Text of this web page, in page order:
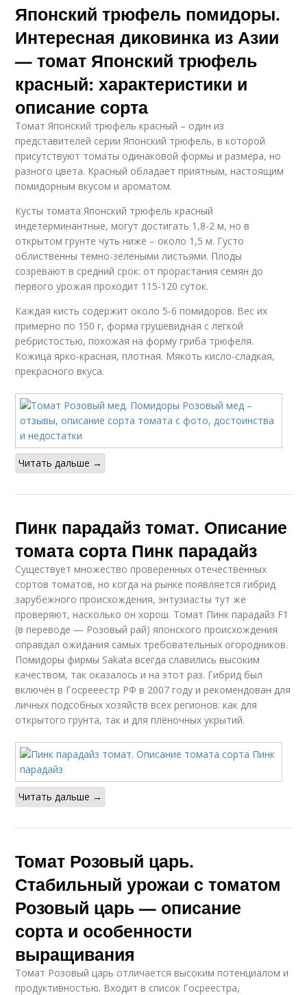
Японский трюфель помидоры.
Интересная диковинка из Азии
— томат Японский трюфель
красный: характеристики и
описание сорта
Томат Японский трюфель красный – один из
представителей серии Японский трюфель, в которой
присутствуют томаты одинаковой формы и размера, но
разного цвета. Красный обладает приятным, настоящим
помидорным вкусом и ароматом.
Кусты томата Японский трюфель красный
индетерминантные, могут достигать 1,8-2 м, но в
открытом грунте чуть ниже – около 1,5 м. Густо
облиственны темно-зелеными листьями. Плоды
созревают в средний срок: от прорастания семян до
первого урожая проходит 115-120 суток.
Каждая кисть содержит около 5-6 помидоров. Вес их
примерно по 150 г, форма грушевидная с легкой
ребристостью, похожая на форму гриба трюфеля.
Кожица ярко-красная, плотная. Мякоть кисло-сладкая,
прекрасного вкуса.
Читать дальше →
Пинк парадайз томат. Описание
томата сорта Пинк парадайз
Существует множество проверенных отечественных
сортов томатов, но когда на рынке появляется гибрид
зарубежного происхождения, энтузиасты тут же
проверяют, насколько он хорош. Томат Пинк парадайз F1
(в переводе — Розовый рай) японского происхождения
оправдал ожидания самых требовательных огородников.
Помидоры фирмы Sakata всегда славились высоким
качеством, так оказалось и на этот раз. Гибрид был
включён в Госрееестр РФ в 2007 году и рекомендован для
личных подсобных хозяйств всех регионов: как для
открытого грунта, так и для плёночных укрытий.
Читать дальше →
Томат Розовый царь.
Стабильный урожаи с томатом
Розовый царь — описание
сорта и особенности
выращивания
Томат Розовый царь отличается высоким потенциалом и
продуктивностью. Входит в список Госреестра,